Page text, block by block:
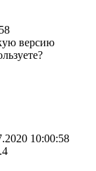
версию
10:00:58